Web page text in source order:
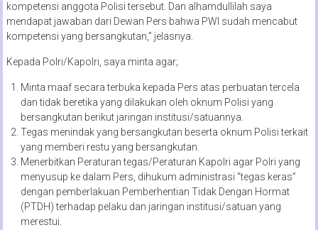
kompetensi anggota Polisi tersebut. Dan alhamdullilah saya
mendapat jawaban dari Dewan Pers bahwa PWI sudah mencabut
kompetensi yang bersangkutan,” jelasnya.
Kepada Polri/Kapolri, saya minta agar;
Minta maaf secara terbuka kepada Pers atas perbuatan tercela
dan tidak beretika yang dilakukan oleh oknum Polisi yang
bersangkutan berikut jaringan institusi/satuannya.
Tegas menindak yang bersangkutan beserta oknum Polisi terkait
yang memberi restu yang bersangkutan.
Menerbitkan Peraturan tegas/Peraturan Kapolri agar Polri yang
menyusup ke dalam Pers, dihukum administrasi “tegas keras”
dengan pemberlakuan Pemberhentian Tidak Dengan Hormat
(PTDH) terhadap pelaku dan jaringan institusi/satuan yang
merestui.